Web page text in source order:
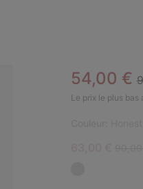
Sale
54,00 €
Le prix le plus bas